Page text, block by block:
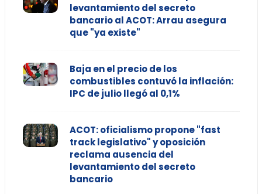
levantamiento del secreto
bancario al ACOT: Arrau asegura
que "ya existe"
Baja en el precio de los
combustibles contuvó la inflación:
IPC de julio llegó al 0,1%
ACOT: oficialismo propone "fast
track legislativo" y oposición
reclama ausencia del
levantamiento del secreto
bancario